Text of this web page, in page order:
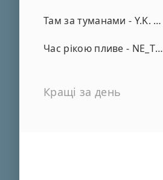
Там за туманами - Y.K. Music
Час рікою пливе - NE_TVOYA_MRIYA
Кращі за день